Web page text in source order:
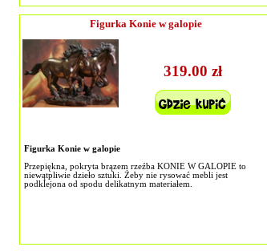
Figurka Konie w galopie
319.00 zł
Figurka Konie w galopie
Przepiękna, pokryta brązem rzeźba KONIE W GALOPIE to
niewątpliwie dzieło sztuki. Żeby nie rysować mebli jest
podklejona od spodu delikatnym materiałem.